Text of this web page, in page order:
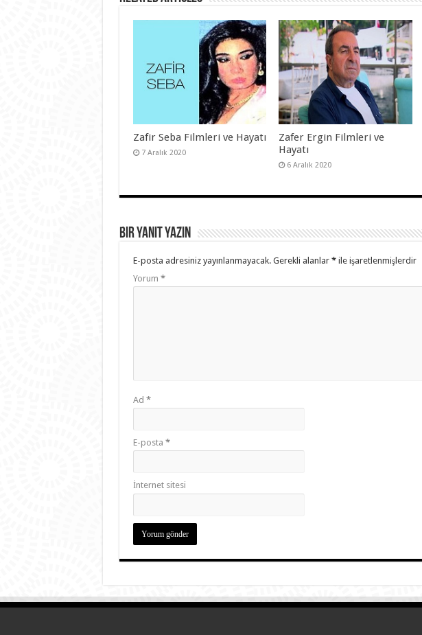
Zafir Seba Filmleri ve Hayatı
7 Aralık 2020
Zafer Ergin Filmleri ve
Hayatı
6 Aralık 2020
Bir yanıt yazın
E-posta adresiniz yayınlanmayacak. Gerekli alanlar *ile işaretlenmişlerdir
Yorum *
Ad *
E-posta *
İnternet sitesi